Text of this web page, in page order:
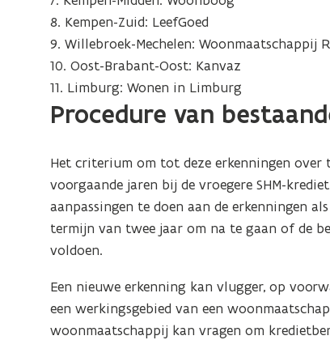
8. Kempen-Zuid: LeefGoed
9. Willebroek-Mechelen: Woonmaatschappij
10. Oost-Brabant-Oost: Kanvaz
11. Limburg: Wonen in Limburg
Procedure van
Het criterium om tot deze erkenningen
voorgaande jaren bij de vroegere SHM-
aanpassingen te doen aan de erkenningen
termijn van twee jaar om na te gaan of de
voldoen.
Een nieuwe erkenning kan vlugger, op
een werkingsgebied van een
woonmaatschappij kan vragen om